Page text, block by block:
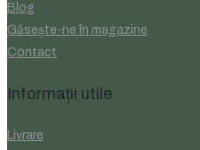
Blog
Găsește-ne în magazine
Contact
Informații utile
Livrare